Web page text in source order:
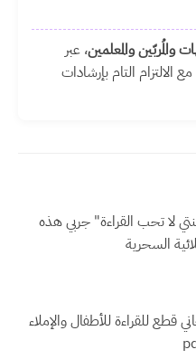
والمُربّين والمعلمين، عبر
الالتزام التام بإرشادات
لا تحب القراءة" جربي هذه
السحرية
قطع للقراءة للأطفال والإملاء